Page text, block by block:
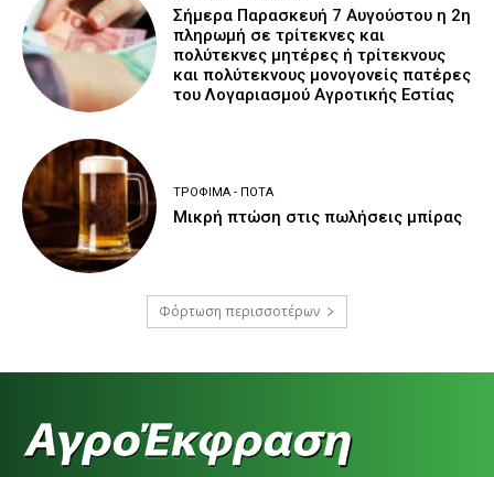
Σήμερα Παρασκευή 7 Αυγούστου η 2η
πληρωμή σε τρίτεκνες και
πολύτεκνες μητέρες ή τρίτεκνους
και πολύτεκνους μονογονείς πατέρες
του Λογαριασμού Αγροτικής Εστίας
ΤΡΌΦΙΜΑ - ΠΟΤΆ
Μικρή πτώση στις πωλήσεις μπίρας
Φόρτωση περισσοτέρων